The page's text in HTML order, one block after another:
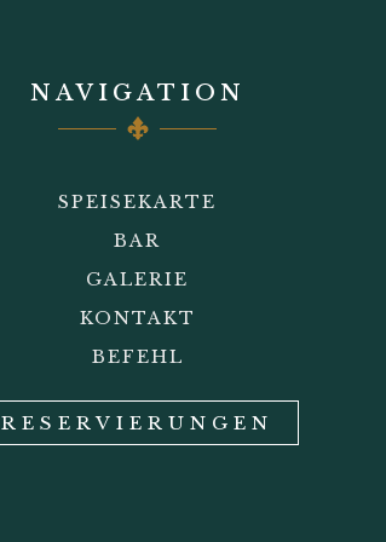
NAVIGATION
SPEISEKARTE
BAR
GALERIE
KONTAKT
BEFEHL
RESERVIERUNGEN